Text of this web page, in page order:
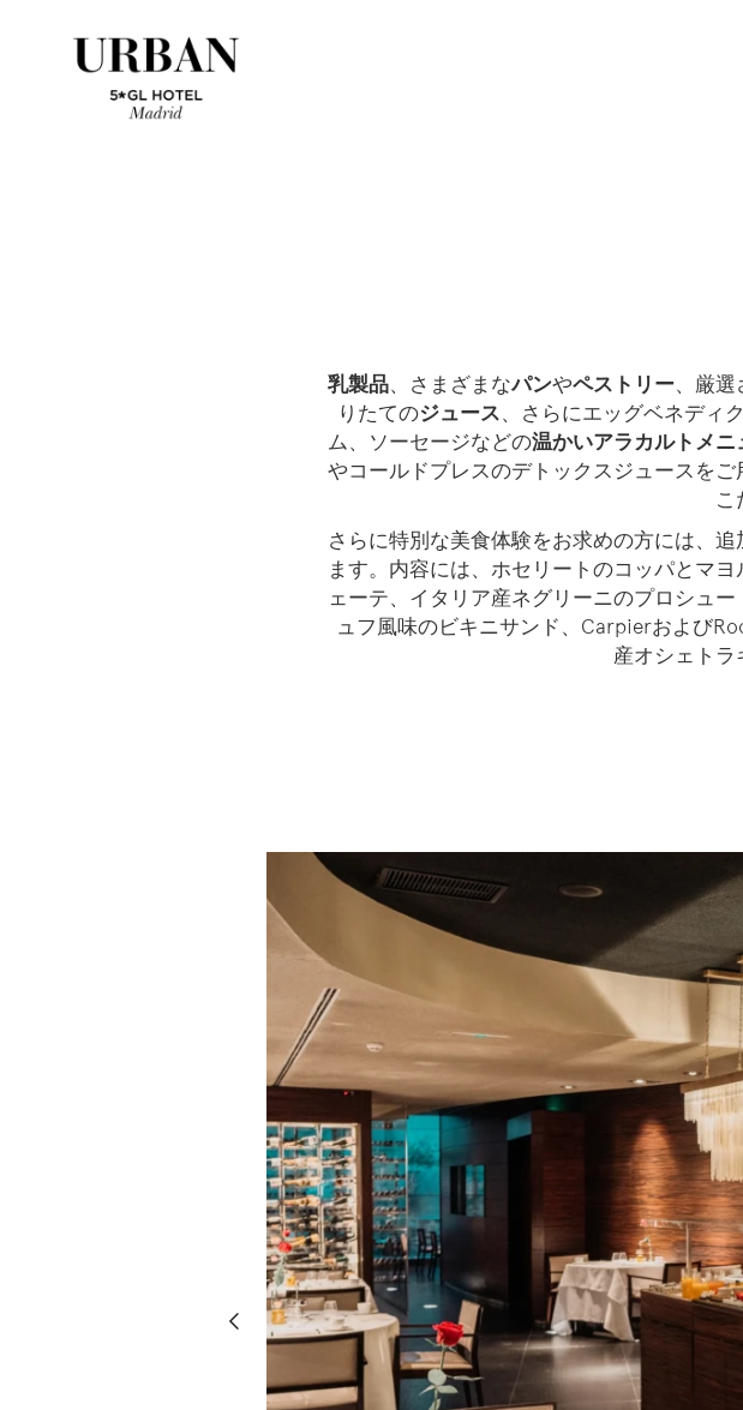
乳製品、さまざまなパンやペストリー、厳選
りたてのジュース 、さらにエッグベネディ
ム、ソーセージなどの温かいアラカルトメニ
やコールドプレスのデトックスジュースをご
こ
さらに特別な美食体験をお求めの方には、
ます。内容には、ホセリートのコッパとマ
ェーテ、イタリア産ネグリーニのプロシュ
ュフ風味のビキニサンド、Carpierおよび
産オシェトラ